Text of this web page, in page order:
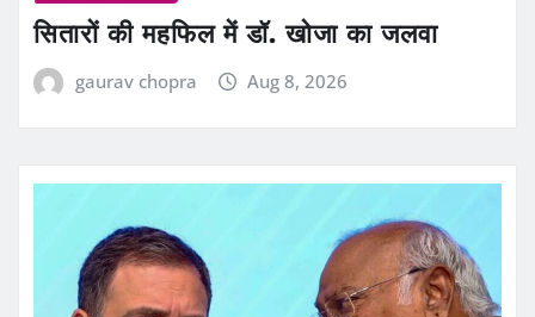
सितारों की महफिल में डॉ. खोजा का जलवा
gaurav chopra Aug 8, 2026